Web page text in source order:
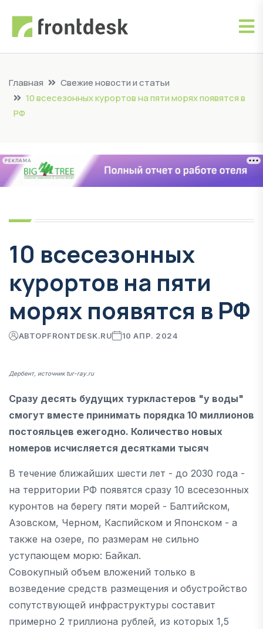
Главная
Свежие новости и статьи
10 всесезонных курортов на пяти морях появятся в
РФ
РЕКЛАМА
10 всесезонных
курортов на пяти
морях появятся в РФ
АВТОРFRONTDESK.RU 10 АПР. 2024
Дербент, источник tur-ray.ru
Сразу десять будущих туркластеров "у воды"
смогут вместе принимать порядка 10 миллионов
постояльцев ежегодно. Количество новых
номеров исчисляется десятками тысяч
В течение ближайших шести лет - до 2030 года -
на территории РФ появятся сразу 10 всесезонных
куронтов на берегу пяти морей - Балтийском,
Азовском, Черном, Каспийском и Японском - а
также на озере, по размерам не сильно
уступающем морю: Байкал.
Совокупный объем вложений только в
возведение средств размещения и обустройство
сопутствующей инфраструктуры составит
примерно 2 триллиона рублей, из которых 1,5